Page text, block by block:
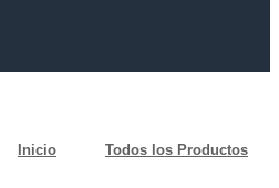
Inicio Todos los Productos